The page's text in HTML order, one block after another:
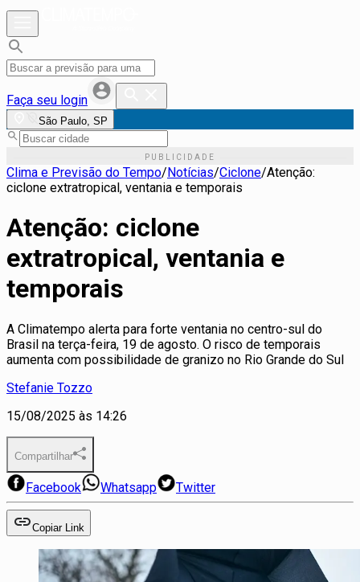
Faça seu login
São Paulo, SP
Clima e Previsão do Tempo/Notícias/Ciclone/Atenção:
ciclone extratropical, ventania e temporais
Atenção: ciclone
extratropical, ventania e
temporais
A Climatempo alerta para forte ventania no centro-sul do
Brasil na terça-feira, 19 de agosto. O risco de temporais
aumenta com possibilidade de granizo no Rio Grande do Sul
Stefanie Tozzo
15/08/2025 às 14:26
Compartilhar
Facebook Whatsapp Twitter
Copiar Link